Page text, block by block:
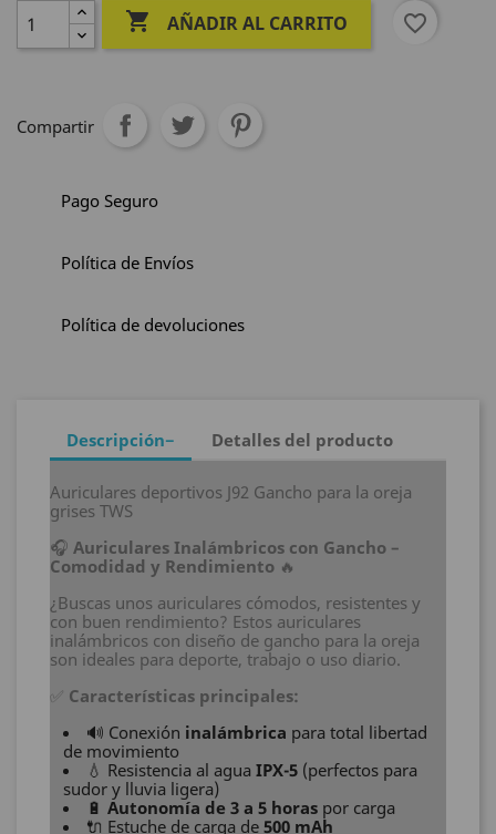
 AÑADIR AL CARRITO favorite_border
Compartir
Pago Seguro
Política de Envíos
Política de devoluciones
Descripción Detalles del producto
Auriculares deportivos J92 Gancho para la oreja
grises TWS
🎧 Auriculares Inalámbricos con Gancho –
Comodidad y Rendimiento 🔥
¿Buscas unos auriculares cómodos, resistentes y
con buen rendimiento? Estos auriculares
inalámbricos con diseño de gancho para la oreja
son ideales para deporte, trabajo o uso diario.
✅ Características principales:
🔊 Conexión inalámbrica para total libertad
de movimiento
💧 Resistencia al agua IPX-5 (perfectos para
sudor y lluvia ligera)
🔋 Autonomía de 3 a 5 horas por carga
🔌 Estuche de carga de 500 mAh